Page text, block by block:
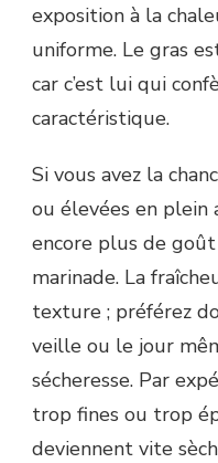
exposition à la
uniforme. Le gras
car c’est lui qui
caractéristique.
Si vous avez la
ou élevées en
encore plus de goût
marinade. La
texture ; préférez
veille ou le jour
sécheresse. Par
trop fines ou trop
deviennent vite